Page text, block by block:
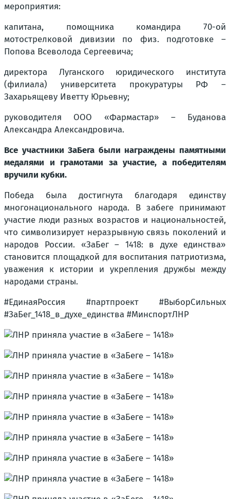
мероприятия:
капитана, помощника командира 70-ой
мотострелковой дивизии по физ. подготовке –
Попова Всеволода Сергеевича;
директора Луганского юридического института
(филиала) университета прокуратуры РФ –
Захарьящеву Иветту Юрьевну;
руководителя ООО «Фармастар» – Буданова
Александра Александровича.
Все участники ЗаБега были награждены памятными
медалями и грамотами за участие, а победителям
вручили кубки.
Победа была достигнута благодаря единству
многонационального народа. В забеге принимают
участие люди разных возрастов и национальностей,
что символизирует неразрывную связь поколений и
народов России. «ЗаБег – 1418: в духе единства»
становится площадкой для воспитания патриотизма,
уважения к истории и укрепления дружбы между
народами страны.
#ЕдинаяРоссия #партпроект #ВыборСильных
#ЗаБег_1418_в_духе_единства #МинспортЛНР